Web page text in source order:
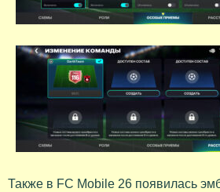
Также в FC Mobile 26 появилась